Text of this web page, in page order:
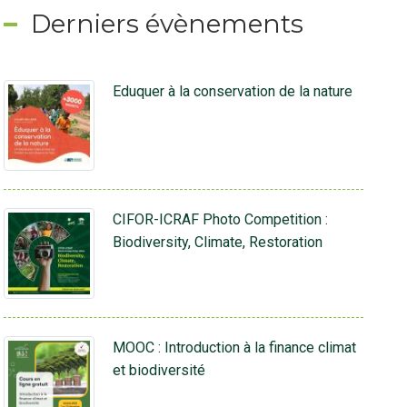
Derniers évènements
Eduquer à la conservation de la nature
CIFOR-ICRAF Photo Competition :
Biodiversity, Climate, Restoration
MOOC : Introduction à la finance climat
et biodiversité